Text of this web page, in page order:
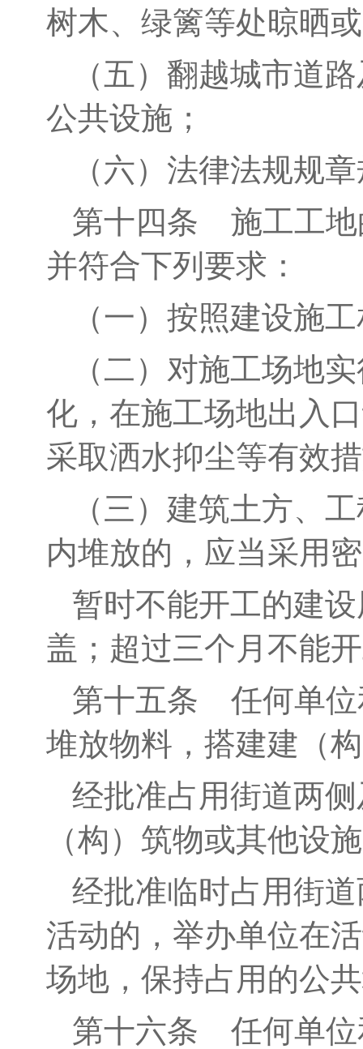
树木、绿篱等处晾晒
（五）翻越城市道
公共设施；
（六）法律法规规
第十四条
施工工
并符合下列要求：
（一）按照建设施
（二）对施工场地
化，在施工场地出入
采取洒水抑尘等有效
（三）建筑土方、
内堆放的，应当采用
暂时不能开工的建
盖 ；超过三个月不能
第十五条 任何单位
堆放物料，搭建建（
经批准占用街道两
（构）筑物或其他设
经批准临时占用街
活动的，举办单位在
场地，保持占用的公
第十六条 任何单